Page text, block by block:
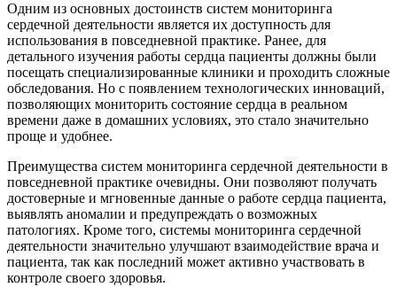
Одним из основных достоинств систем мониторинга
сердечной деятельности является их доступность для
использования в повседневной практике. Ранее, для
детального изучения работы сердца пациенты должны были
посещать специализированные клиники и проходить сложные
обследования. Но с появлением технологических инноваций,
позволяющих мониторить состояние сердца в реальном
времени даже в домашних условиях, это стало значительно
проще и удобнее.
Преимущества систем мониторинга сердечной деятельности в
повседневной практике очевидны. Они позволяют получать
достоверные и мгновенные данные о работе сердца пациента,
выявлять аномалии и предупреждать о возможных
патологиях. Кроме того, системы мониторинга сердечной
деятельности значительно улучшают взаимодействие врача и
пациента, так как последний может активно участвовать в
контроле своего здоровья.